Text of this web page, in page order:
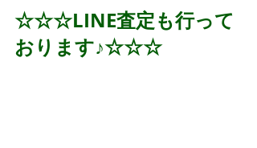
☆☆☆LINE査定も行って
おります♪☆☆☆